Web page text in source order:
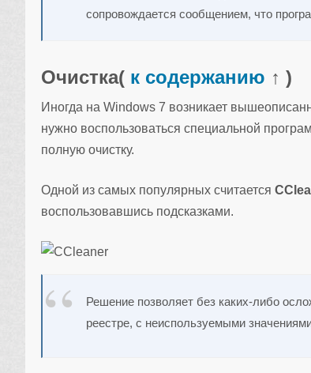
сопровождается сообщением, что
Очистка( к содержанию ↑ )
Иногда на Windows 7 возникает
нужно воспользоваться специальной
полную очистку.
Одной из самых популярных считается
воспользовавшись подсказками.
Решение позволяет без каких-либо
реестре, с неиспользуемыми